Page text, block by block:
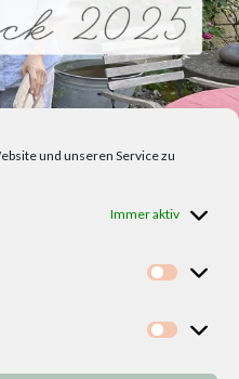
und unseren Service zu
Immer aktiv